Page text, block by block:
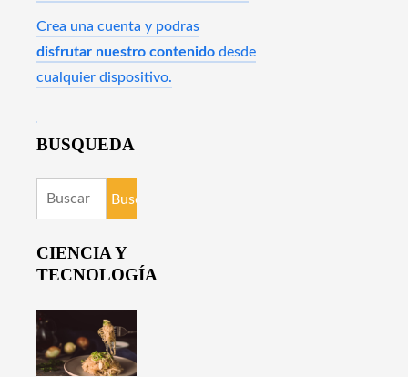
Crea una cuenta y podras
disfrutar nuestro contenido desde
cualquier dispositivo.
BUSQUEDA
Buscar:
CIENCIA Y
TECNOLOGÍA